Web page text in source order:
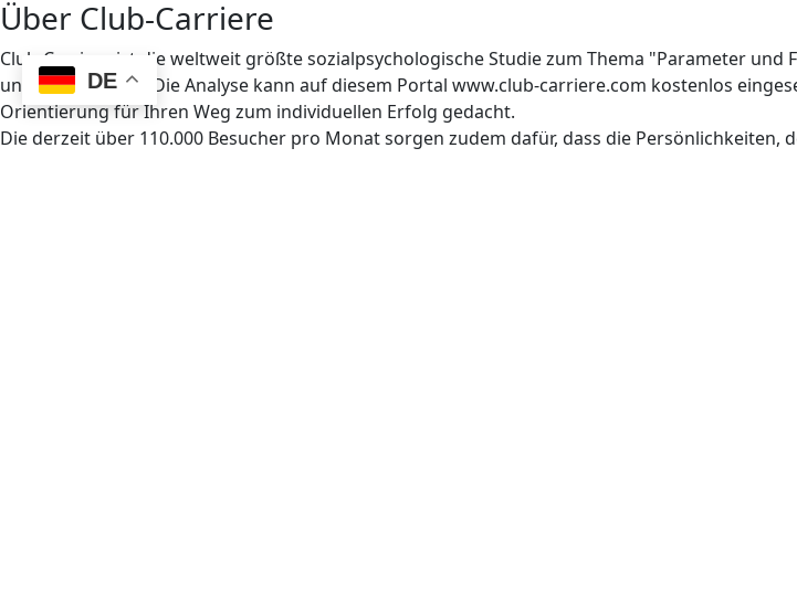
DE
Über Club-Carriere
Club-Carriere ist die weltweit größte sozialpsychologische Studie zum Thema "Parameter
und ausgewertet. Die Analyse kann auf diesem Portal www.club-carriere.com kostenlos
Orientierung für Ihren Weg zum individuellen Erfolg gedacht.
Die derzeit über 110.000 Besucher pro Monat sorgen zudem dafür, dass die